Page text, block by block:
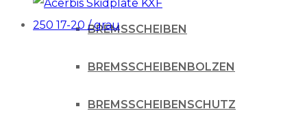
BREMSSCHEIBEN
BREMSSCHEIBENBOLZEN
BREMSSCHEIBENSCHUTZ